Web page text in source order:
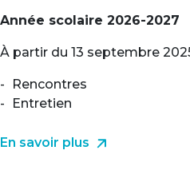
Année scolaire 2026-2027
À partir du 13 septembre
Rencontres
Entretien
En savoir plus